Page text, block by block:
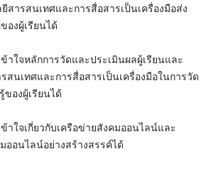
u
สารสนเทศและการสื่อสารเป็นเครื่องมือส่ง
องผู้เรียนได้
าใจหลักการวัดและประเมินผลผู้เรียนและ
สนเทศและการสื่อสารเป็นเครื่องมือในการวัด
ของผู้เรียนได้
าใจเกี่ยวกับเครือข่ายสังคมออนไลน์และ
ออนไลน์อย่างสร้างสรรค์ได้